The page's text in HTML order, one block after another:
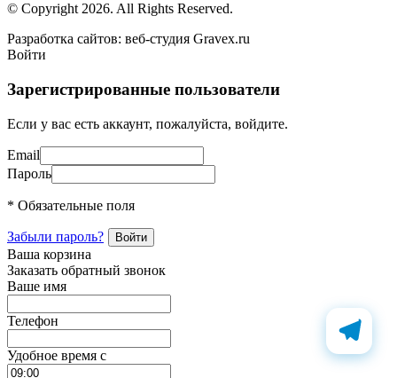
© Copyright 2026. All Rights Reserved.
Разработка сайтов: веб-студия Gravex.ru
Войти
Зарегистрированные пользователи
Если у вас есть аккаунт, пожалуйста, войдите.
Email
Пароль
* Обязательные поля
Забыли пароль?
Ваша корзина
Заказать обратный звонок
Ваше имя
Телефон
Удобное время c